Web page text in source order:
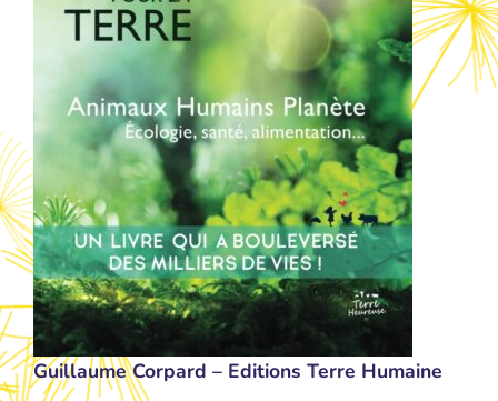
Guillaume Corpard – Editions Terre Humaine